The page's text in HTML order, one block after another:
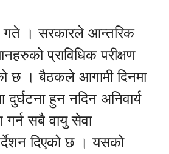
गते । सरकारले आन्तरिक
प्राविधिक परीक्षण
छ । बैठकले आगामी दिनमा
हुन नदिन अनिवार्य
गर्न सबै वायु सेवा
दिएको छ । यसको